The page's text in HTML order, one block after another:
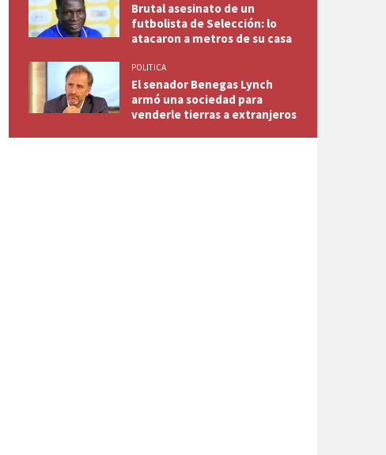
Brutal asesinato de un
futbolista de Selección: lo
atacaron a metros de su casa
POLITICA
El senador Benegas Lynch
armó una sociedad para
venderle tierras a extranjeros